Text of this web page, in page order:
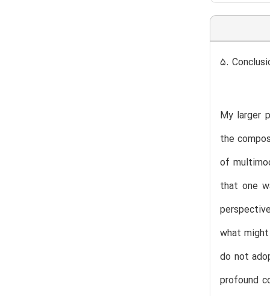
5.
My larger
the
of
that one
what
do not
profound